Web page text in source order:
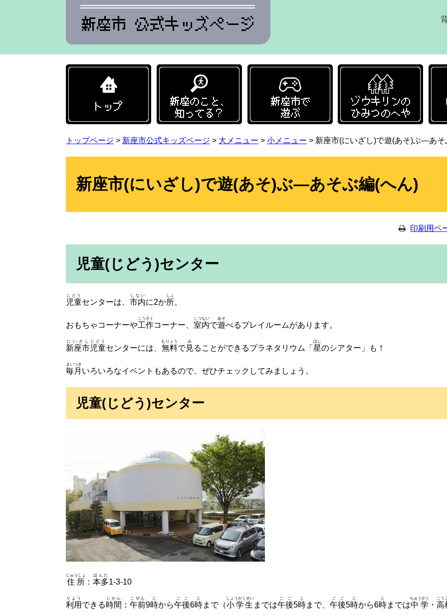
先
ー
を
飛
本
へ
トップ 新座のこと、知ってる？ 新座市で遊ぶ ゾウ
トップページ > 新座市公式キッズページ > 大メニュー > 小メニュー > 新座市(にいざし)で遊(あそ)ぶ―あそ
新座市(にいざし)で遊(あそ)ぶ―あそぶ編(へん)
印刷用ペ
児童(じどう)センター
児童
じどう
センターは、 市内
しない
に2か所
しょ
。
おもちゃコーナーや工作
こうさく
コーナー、 室内
しつない
で遊
あそ
べるプレイルームがあります。
新座市
にいざし
児童
じどう
センターには、 無料
むりょう
で見
み
ることができるプラネタリウム「 星
ほし
のシアター」も！
毎月
まいつき
いろいろなイベントもあるので、ぜひチェックしてみましょう。
児童(じどう)センター
住所
じゅうしょ
： 本多
ほんだ
1-3-10
利用
りよう
できる時間
じかん
： 午前
ごぜん
9時
じ
から午後
ごご
6時
じ
まで（小学生
しょうがくせい
までは午後
ごご
5時
じ
まで、 午後
ごご
5時
じ
から6時
じ
までは中学
ちゅうがく
・ 高
こう